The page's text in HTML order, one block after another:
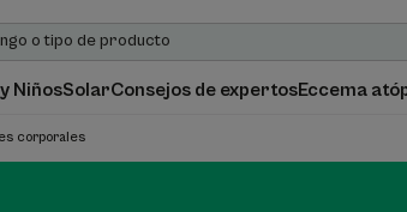
NiñosSolarConsejos de expertosEccema
corporales